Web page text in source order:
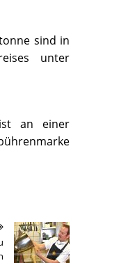
sind in
unter
an einer